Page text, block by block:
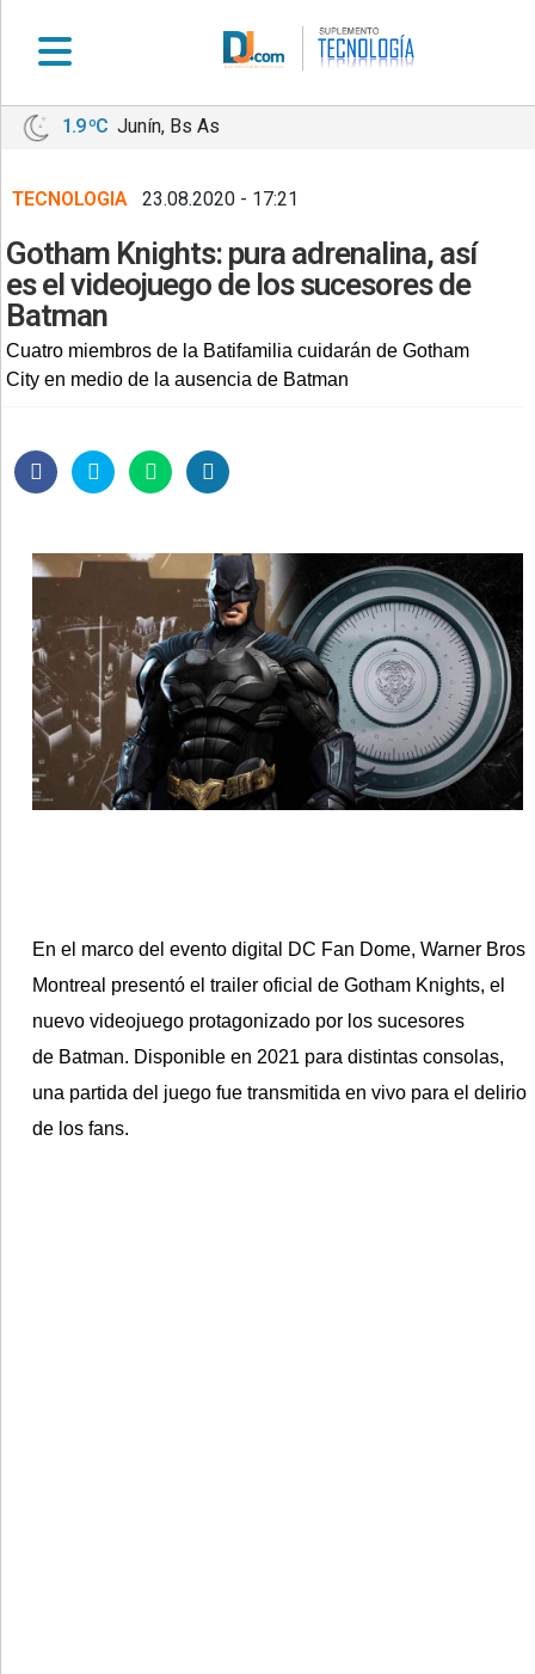
•
•
•
NACIONALES
NOTICIAS
VARIAS
POLICIALES
ESPECTÁCULOS
INTERNACIONALES
• SUPLEMENTOS
1.9 ºC Junín, Bs As
TECNOLOGIA 23.08.2020 - 17:21
Gotham Knights: pura adrenalina, así
es el videojuego de los sucesores de
Batman
Cuatro miembros de la Batifamilia cuidarán de Gotham
City en medio de la ausencia de Batman
En el marco del evento digital DC Fan Dome, Warner Bros
Montreal presentó el trailer oficial de Gotham Knights, el
nuevo videojuego protagonizado por los sucesores
de Batman. Disponible en 2021 para distintas consolas,
una partida del juego fue transmitida en vivo para el delirio
de los fans.